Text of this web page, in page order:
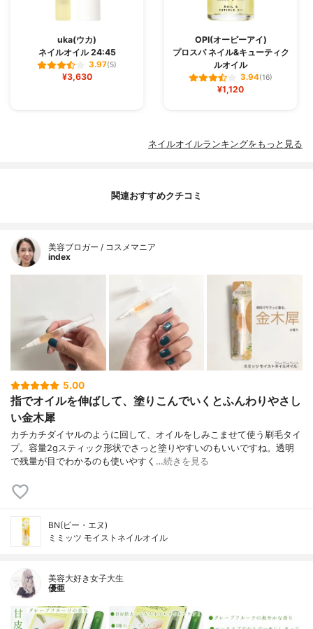
uka(ウカ)
ネイルオイル 24:45
3.97(5)
¥3,630
OPI(オーピーアイ)
プロスパ ネイル&キューティク
ルオイル
3.94(16)
¥1,120
ネイルオイルランキングをもっと見る
関連おすすめクチコミ
美容ブロガー / コスメマニア
index
5.00
指でオイルを伸ばして、塗りこんでいくとふんわりやさし
い金木犀
カチカチダイヤルのように回して、オイルをしみこませて使う刷毛タイ
プ。容量2gスティック形状でさっと塗りやすいのもいいですね。透明
で残量が目でわかるのも使いやすく…続きを見る
BN(ビー・エヌ)
ミミッツ モイストネイルオイル
美容大好き女子大生
優亜